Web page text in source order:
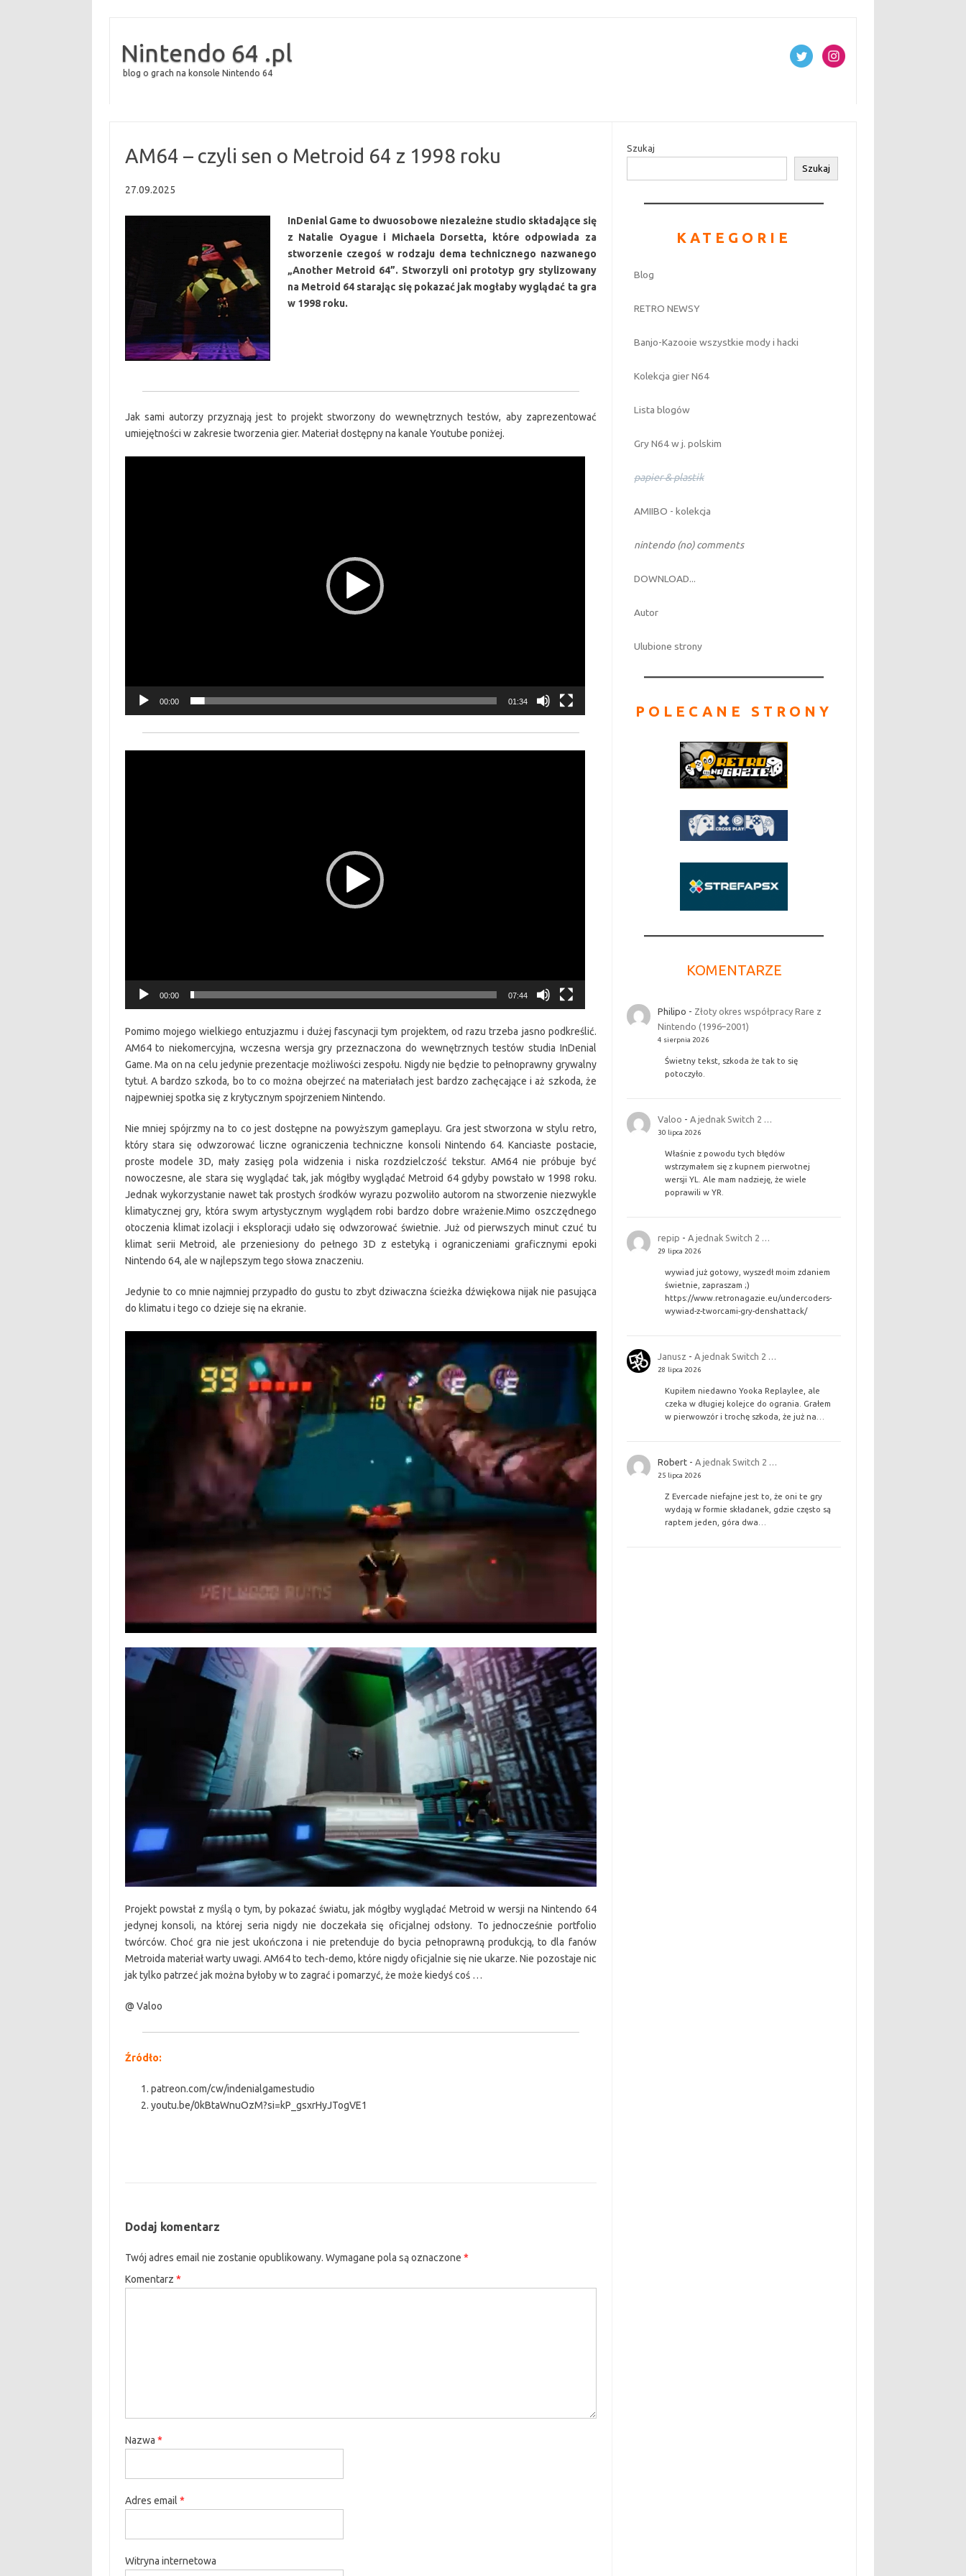
Nintendo 64 .pl
blog o grach na konsole Nintendo 64
AM64 – czyli sen o Metroid 64 z 1998 roku
27.09.2025
InDenial Game to dwuosobowe niezależne studio składające się
z Natalie Oyague i Michaela Dorsetta, które odpowiada za
stworzenie czegoś w rodzaju dema technicznego nazwanego
„Another Metroid 64”. Stworzyli oni prototyp gry stylizowany
na Metroid 64 starając się pokazać jak mogłaby wyglądać ta gra
w 1998 roku.
Jak sami autorzy przyznają jest to projekt stworzony do wewnętrznych testów, aby zaprezentować
umiejętności w zakresie tworzenia gier. Materiał dostępny na kanale Youtube poniżej.
00:00 01:34
00:00 07:44
Pomimo mojego wielkiego entuzjazmu i dużej fascynacji tym projektem, od razu trzeba jasno podkreślić.
AM64 to niekomercyjna, wczesna wersja gry przeznaczona do wewnętrznych testów studia InDenial
Game. Ma on na celu jedynie prezentacje możliwości zespołu. Nigdy nie będzie to pełnoprawny grywalny
tytuł. A bardzo szkoda, bo to co można obejrzeć na materiałach jest bardzo zachęcające i aż szkoda, że
najpewniej spotka się z krytycznym spojrzeniem Nintendo.
Nie mniej spójrzmy na to co jest dostępne na powyższym gameplayu. Gra jest stworzona w stylu retro,
który stara się odwzorować liczne ograniczenia techniczne konsoli Nintendo 64. Kanciaste postacie,
proste modele 3D, mały zasięg pola widzenia i niska rozdzielczość tekstur. AM64 nie próbuje być
nowoczesne, ale stara się wyglądać tak, jak mógłby wyglądać Metroid 64 gdyby powstało w 1998 roku.
Jednak wykorzystanie nawet tak prostych środków wyrazu pozwoliło autorom na stworzenie niezwykle
klimatycznej gry, która swym artystycznym wyglądem robi bardzo dobre wrażenie.Mimo oszczędnego
otoczenia klimat izolacji i eksploracji udało się odwzorować świetnie. Już od pierwszych minut czuć tu
klimat serii Metroid, ale przeniesiony do pełnego 3D z estetyką i ograniczeniami graficznymi epoki
Nintendo 64, ale w najlepszym tego słowa znaczeniu.
Jedynie to co mnie najmniej przypadło do gustu to zbyt dziwaczna ścieżka dźwiękowa nijak nie pasująca
do klimatu i tego co dzieje się na ekranie.
Projekt powstał z myślą o tym, by pokazać światu, jak mógłby wyglądać Metroid w wersji na Nintendo 64
jedynej konsoli, na której seria nigdy nie doczekała się oficjalnej odsłony. To jednocześnie portfolio
twórców. Choć gra nie jest ukończona i nie pretenduje do bycia pełnoprawną produkcją, to dla fanów
Metroida materiał warty uwagi. AM64 to tech-demo, które nigdy oficjalnie się nie ukarze. Nie pozostaje nic
jak tylko patrzeć jak można byłoby w to zagrać i pomarzyć, że może kiedyś coś …
@ Valoo
Źródło:
patreon.com/cw/indenialgamestudio
youtu.be/0kBtaWnuOzM?si=kP_gsxrHyJTogVE1
Dodaj komentarz
Twój adres email nie zostanie opublikowany. Wymagane pola są oznaczone *
Komentarz *
Nazwa *
Adres email *
Witryna internetowa
Szukaj
Szukaj
KATEGORIE
Blog
RETRO NEWSY
Banjo-Kazooie wszystkie mody i hacki
Kolekcja gier N64
Lista blogów
Gry N64 w j. polskim
papier & plastik
AMIIBO - kolekcja
nintendo (no) comments
DOWNLOAD...
Autor
Ulubione strony
POLECANE STRONY
KOMENTARZE
Philipo - Złoty okres współpracy Rare z
Nintendo (1996–2001)
4 sierpnia 2026
Świetny tekst, szkoda że tak to się
potoczyło.
Valoo - A jednak Switch 2 …
30 lipca 2026
Właśnie z powodu tych błędów
wstrzymałem się z kupnem pierwotnej
wersji YL. Ale mam nadzieję, że wiele
poprawili w YR.
repip - A jednak Switch 2 …
29 lipca 2026
wywiad już gotowy, wyszedł moim zdaniem
świetnie, zapraszam ;)
https://www.retronagazie.eu/undercoders-
wywiad-z-tworcami-gry-denshattack/
Janusz - A jednak Switch 2 …
28 lipca 2026
Kupiłem niedawno Yooka Replaylee, ale
czeka w długiej kolejce do ogrania. Grałem
w pierwowzór i trochę szkoda, że już na…
Robert- A jednak Switch 2 …
25 lipca 2026
Z Evercade niefajne jest to, że oni te gry
wydają w formie składanek, gdzie często są
raptem jeden, góra dwa…